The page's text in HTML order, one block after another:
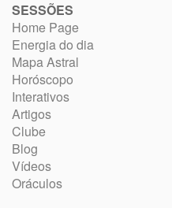
SESSÕES
Home Page
Energia do dia
Mapa Astral
Horóscopo
Interativos
Artigos
Clube
Blog
Vídeos
Oráculos